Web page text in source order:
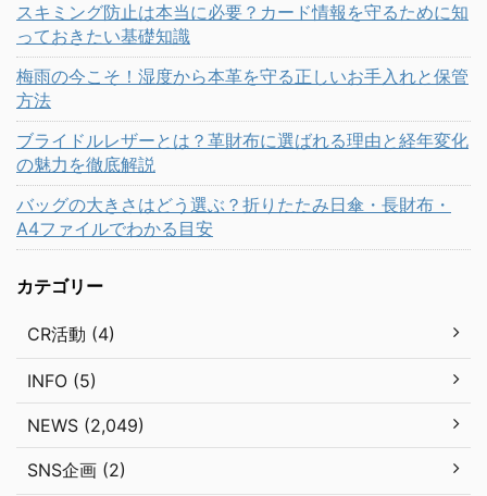
スキミング防止は本当に必要？カード情報を守るために知
っておきたい基礎知識
梅雨の今こそ！湿度から本革を守る正しいお手入れと保管
方法
ブライドルレザーとは？革財布に選ばれる理由と経年変化
の魅力を徹底解説
バッグの大きさはどう選ぶ？折りたたみ日傘・長財布・
A4ファイルでわかる目安
カテゴリー
CR活動 (4)
INFO (5)
NEWS (2,049)
SNS企画 (2)